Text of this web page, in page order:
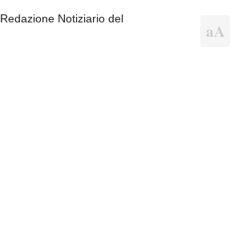
Redazione Notiziario del